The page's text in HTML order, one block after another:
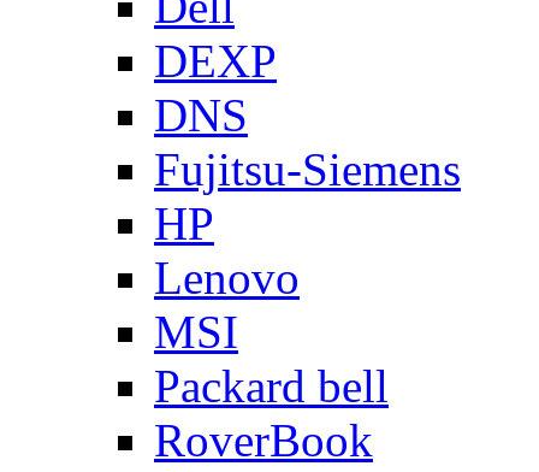
DEXP
DNS
Fujitsu-Siemens
HP
Lenovo
MSI
Packard bell
RoverBook